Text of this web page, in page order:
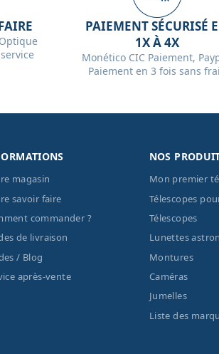
PAIEMENT SÉCURISÉ
1X À 4X
Monético CIC Paiement,
Paiement en 3 fois sans
magasin
savoir faire
commander ?
de livraison
/ Blog
après-vente
NOS
Mon premier
Télescopes
Télescopes
Lunettes
Montures
Caméras
Jumelles
Liste des